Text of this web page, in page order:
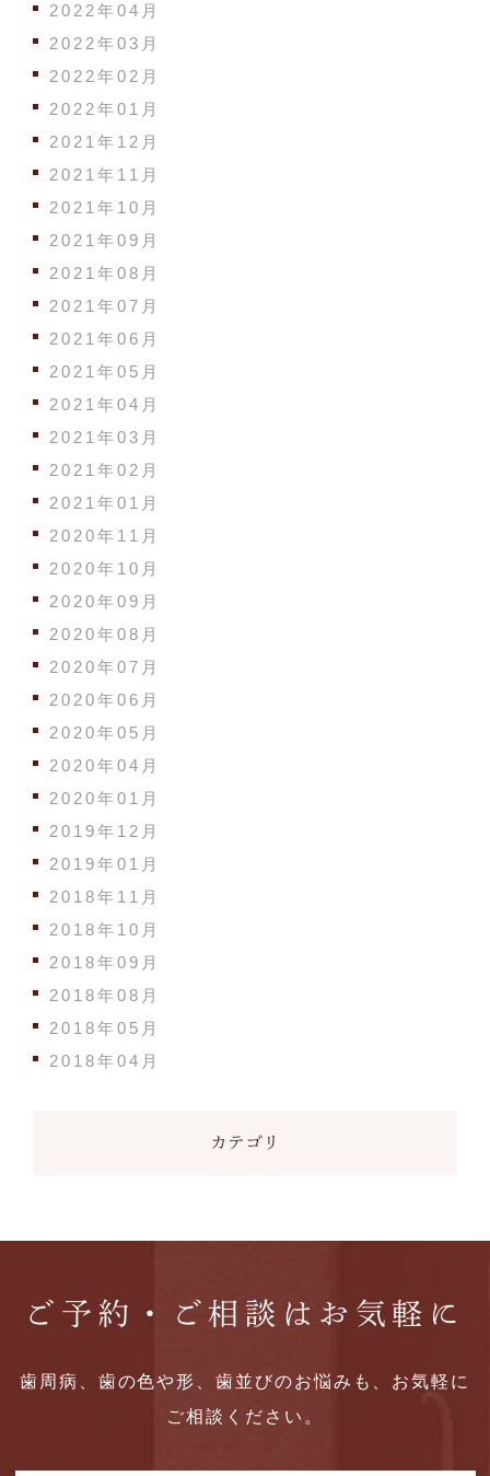
2022年04月
2022年03月
2022年02月
2022年01月
2021年12月
2021年11月
2021年10月
2021年09月
2021年08月
2021年07月
2021年06月
2021年05月
2021年04月
2021年03月
2021年02月
2021年01月
2020年11月
2020年10月
2020年09月
2020年08月
2020年07月
2020年06月
2020年05月
2020年04月
2020年01月
2019年12月
2019年01月
2018年11月
2018年10月
2018年09月
2018年08月
2018年05月
2018年04月
カテゴリ
ご予約・ご相談はお気軽に
歯周病、歯の色や形、歯並びのお悩みも、お気軽に
ご相談ください。